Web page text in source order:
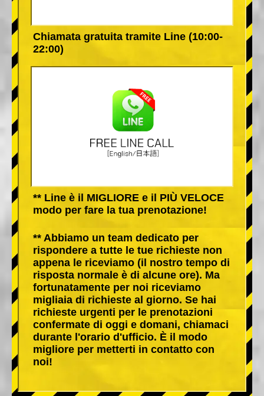
Chiamata gratuita tramite Line (10:00-
22:00)
** Line è il MIGLIORE e il PIÙ VELOCE
modo per fare la tua prenotazione!
** Abbiamo un team dedicato per
rispondere a tutte le tue richieste non
appena le riceviamo (il nostro tempo di
risposta normale è di alcune ore). Ma
fortunatamente per noi riceviamo
migliaia di richieste al giorno. Se hai
richieste urgenti per le prenotazioni
confermate di oggi e domani, chiamaci
durante l'orario d'ufficio. È il modo
migliore per metterti in contatto con
noi!